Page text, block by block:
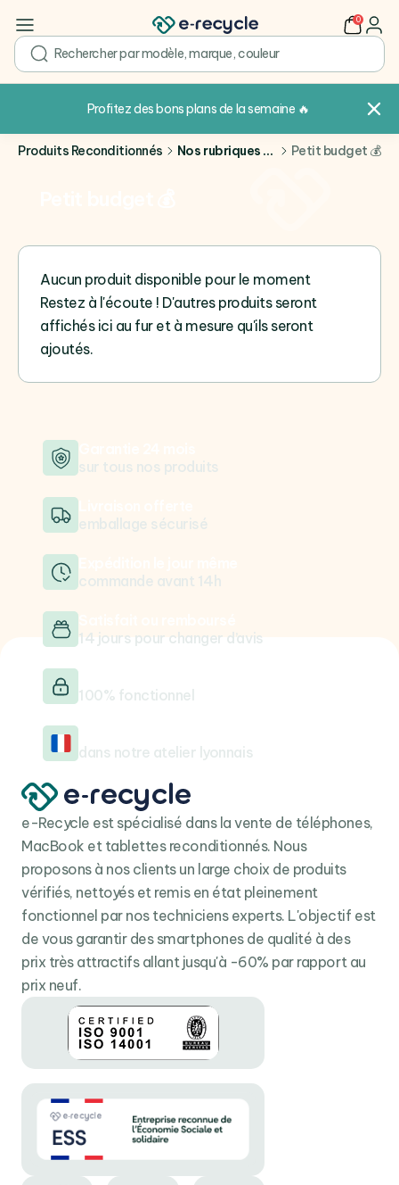
search
0 user
Profitez des bons plans de la semaine 🔥
Produits Reconditionnés Nos rubriques phares Petit budget 💰
Aucun produit disponible pour le moment
Restez à l'écoute ! D'autres produits seront
affichés ici au fur et à mesure qu'ils seront
ajoutés.
sur tous nos produits
emballage sécurisé
commande avant 14h
dans notre atelier lyonnais
100% fonctionnel
14 jours pour changer d’avis
e-Recycle est spécialisé dans la vente de téléphones,
MacBook et tablettes reconditionnés. Nous
proposons à nos clients un large choix de produits
vérifiés, nettoyés et remis en état pleinement
fonctionnel par nos techniciens experts. L'objectif est
de vous garantir des smartphones de qualité à des
prix très attractifs allant jusqu'à -60% par rapport au
prix neuf.